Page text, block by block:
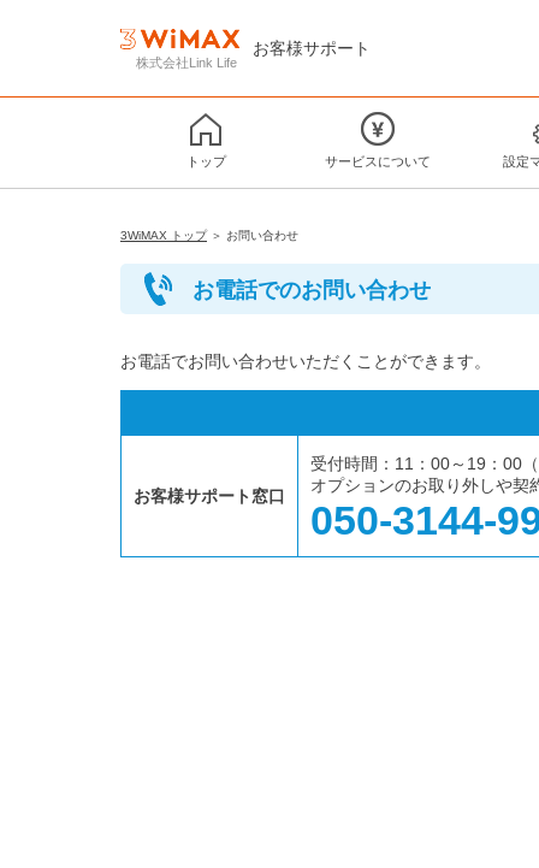
株式会社Link Life
お客様サポート
トップ サービスについて 設定
3WiMAX トップ＞ お問い合わせ
お電話でのお問い合わせ
お電話でお問い合わせいただくことができます。
お客様サポート窓口
受付時間：11：00～19：00
オプションのお取り外しや契
050-3144-